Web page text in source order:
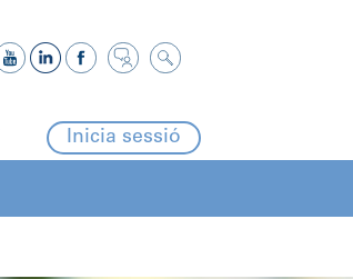
Inicia sessió